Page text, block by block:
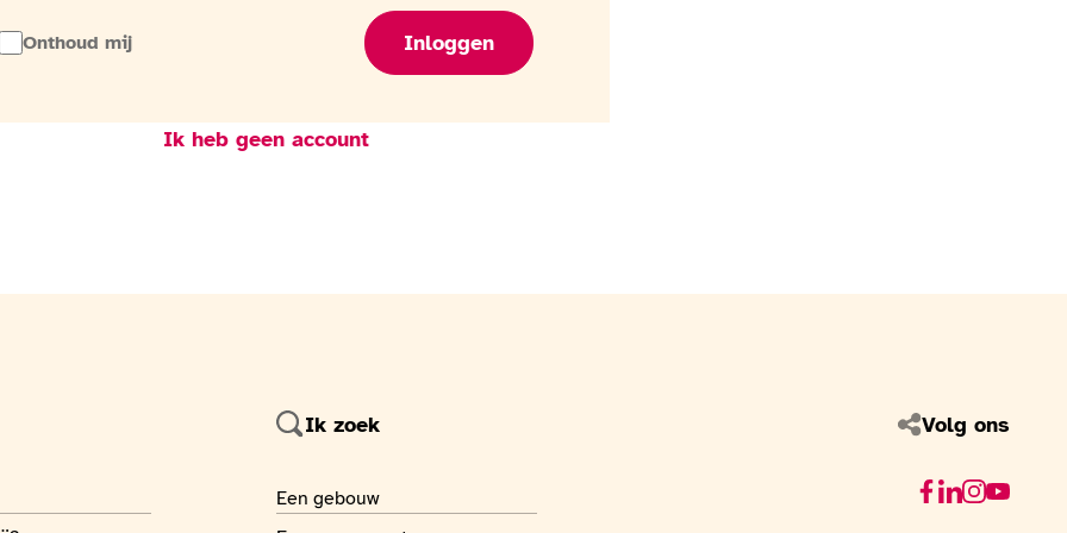
Onthoud mij Inloggen
Ik heb geen account
Ik zoek
Je recherche
Een gebouw
Volg ons
Facebook
Linkedin
Instagram
Youtube